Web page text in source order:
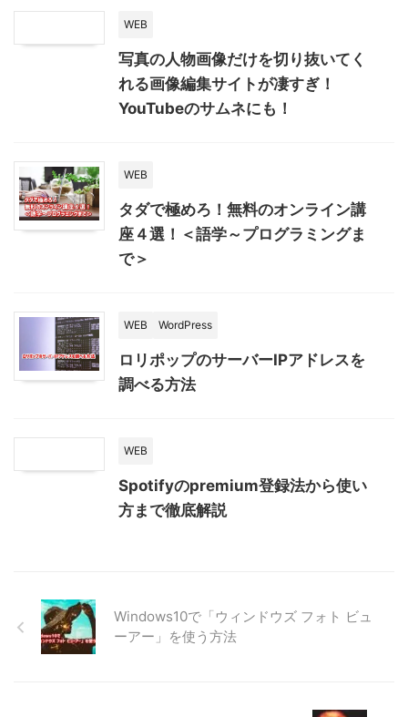
WEB
写真の人物画像だけを切り抜いてく
れる画像編集サイトが凄すぎ！
YouTubeのサムネにも！
WEB
タダで極めろ！無料のオンライン講
座４選！＜語学～プログラミングま
で＞
WEB WordPress
ロリポップのサーバーIPアドレスを
調べる方法
WEB
Spotifyのpremium登録法から使い
方まで徹底解説
Windows10で「ウィンドウズ フォト ビュ
ーアー」を使う方法